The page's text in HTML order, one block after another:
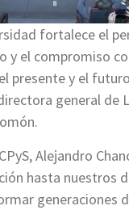
fortalece el
y el compromiso
presente y el
general de
Alejandro
hasta nuestros
generaciones